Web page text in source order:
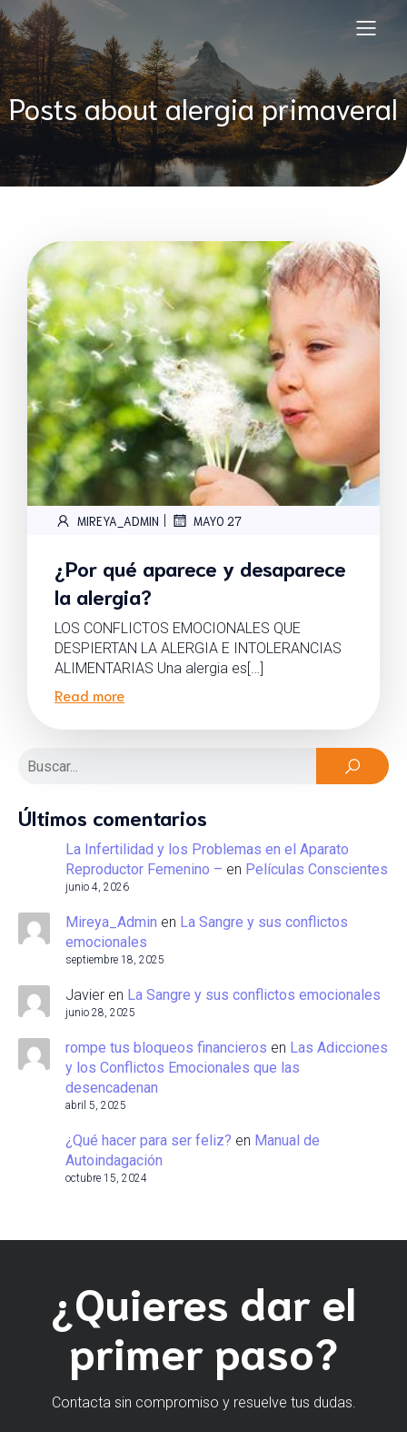
Posts about alergia primaveral
MIREYA_ADMIN | MAYO 27
¿Por qué aparece y desaparece
la alergia?
LOS CONFLICTOS EMOCIONALES QUE
DESPIERTAN LA ALERGIA E INTOLERANCIAS
ALIMENTARIAS Una alergia es[…]
Read more
Últimos comentarios
La Infertilidad y los Problemas en el Aparato
Reproductor Femenino – en Películas Conscientes
junio 4, 2026
Mireya_Admin en La Sangre y sus conflictos
emocionales
septiembre 18, 2025
Javier en La Sangre y sus conflictos emocionales
junio 28, 2025
rompe tus bloqueos financieros en Las Adicciones
y los Conflictos Emocionales que las
desencadenan
abril 5, 2025
¿Qué hacer para ser feliz? en Manual de
Autoindagación
octubre 15, 2024
¿Quieres dar el
primer paso?
Contacta sin compromiso y resuelve tus dudas.